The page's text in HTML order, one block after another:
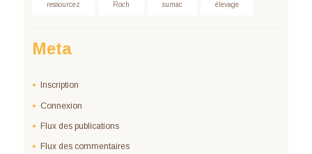
ressourcez Roch sumac élevage
Meta
Inscription
Connexion
Flux des publications
Flux des commentaires